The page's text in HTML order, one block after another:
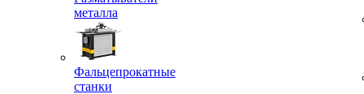
металла
Фальцепрокатные
станки